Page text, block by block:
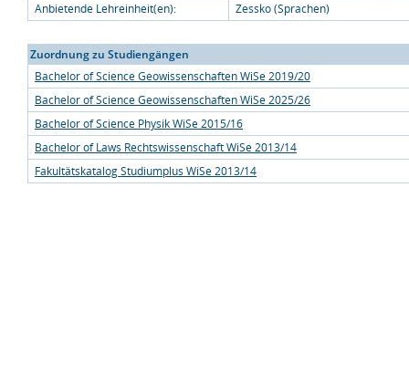
Anbietende Lehreinheit(en):
Zessko (Sprachen)
Zuordnung zu Studiengängen
Bachelor of Science Geowissenschaften WiSe 2019/20
Bachelor of Science Geowissenschaften WiSe 2025/26
Bachelor of Science Physik WiSe 2015/16
Bachelor of Laws Rechtswissenschaft WiSe 2013/14
Fakultätskatalog Studiumplus WiSe 2013/14